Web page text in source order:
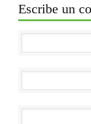
Escribe un